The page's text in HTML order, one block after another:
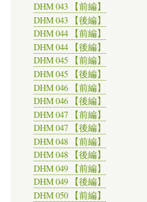
DHM 043 【前編】
DHM 043 【後編】
DHM 044 【前編】
DHM 044 【後編】
DHM 045 【前編】
DHM 045 【後編】
DHM 046 【前編】
DHM 046 【後編】
DHM 047 【前編】
DHM 047 【後編】
DHM 048 【前編】
DHM 048 【後編】
DHM 049 【前編】
DHM 049 【後編】
DHM 050 【前編】